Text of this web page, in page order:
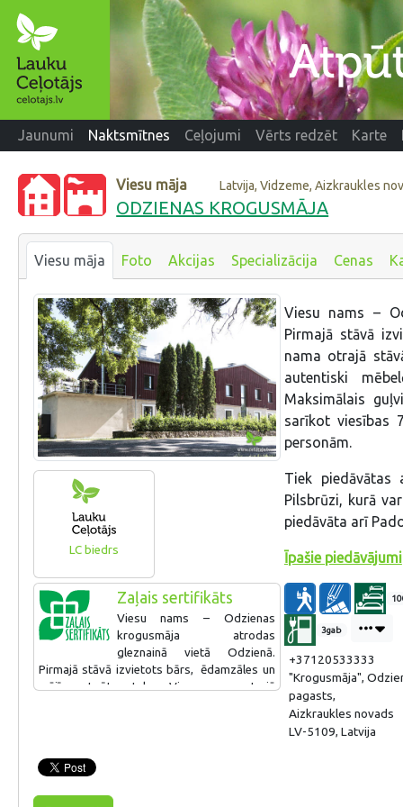
Jaunumi Naktsmītnes Ceļojumi Vērts redzēt Karte
Viesu māja Latvija, Vidzeme, Aizkraukles
ODZIENAS KROGUSMĀJA
Viesu māja Foto Akcijas Specializācija Cenas
LC biedrs
Zaļais sertifikāts
Viesu nams – Odzienas
krogusmāja atrodas
gleznainā vietā Odzienā.
Pirmajā stāvā izvietots bārs, ēdamzāles un
mājīga atpūtas telpa. Viesu nama otrajā
Saimnieki šķiro atkritumus, pagalmā uzlikta
stacionārā elektroauto uzlādes stacija. Pēc
Viesu nams –
Pirmajā stāvā
nama otrajā
autentiski
Maksimālais
sarīkot viesības
personām.
Tiek piedāvātas
Pilsbrūzi, kurā
piedāvāta arī
Īpašie piedāvājumi
3gab
+37120533333
"Krogusmāja",
pagasts,
Aizkraukles novads
LV-5109, Latvija